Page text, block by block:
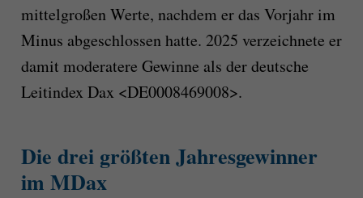
mittelgroßen Werte, nachdem er das Vorjahr im
Minus abgeschlossen hatte. 2025 verzeichnete er
damit moderatere Gewinne als der deutsche
Leitindex Dax <DE0008469008>.
Die drei größten Jahresgewinner
im MDax